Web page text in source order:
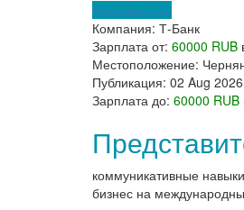
Откликнуться
Компания: Т-Банк
Зарплата от: 60000 RUB
Местоположение:
Публикация: 02 Aug 2026
Зарплата до: 60000 RUB
коммуникативные
бизнес на